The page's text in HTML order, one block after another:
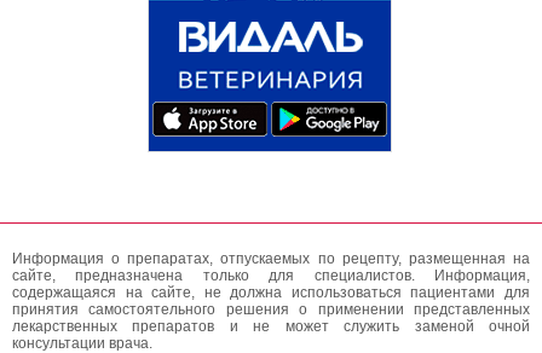
Информация о препаратах, отпускаемых по рецепту, размещенная на
сайте, предназначена только для специалистов. Информация,
содержащаяся на сайте, не должна использоваться пациентами для
принятия самостоятельного решения о применении представленных
лекарственных препаратов и не может служить заменой очной
консультации врача.